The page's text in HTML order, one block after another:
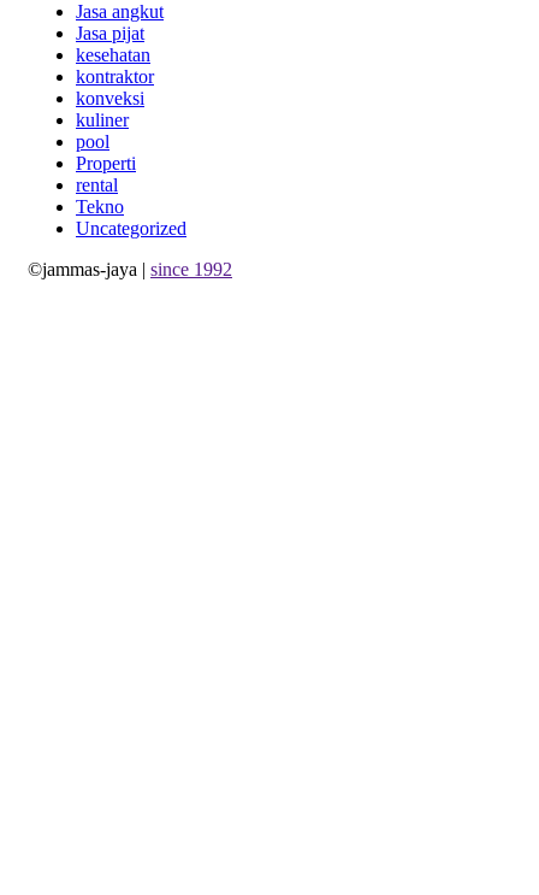
Jasa angkut
Jasa pijat
kesehatan
kontraktor
konveksi
kuliner
pool
Properti
rental
Tekno
Uncategorized
©jammas-jaya | since 1992